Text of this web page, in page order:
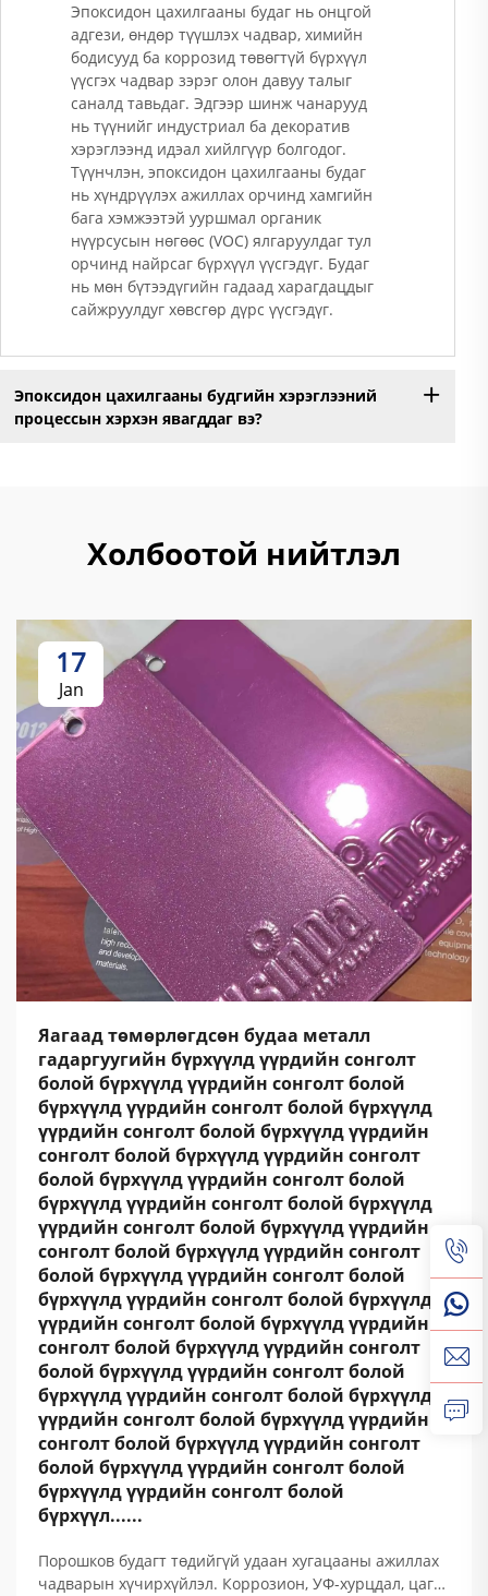
Эпоксидон цахилгааны будаг нь онцгой
адгези, өндөр түүшлэх чадвар, химийн
бодисууд ба коррозид төвөгтүй бүрхүүл
үүсгэх чадвар зэрэг олон давуу талыг
саналд тавьдаг. Эдгээр шинж чанарууд
нь түүнийг индустриал ба декоратив
хэрэглээнд идэал хийлгүүр болгодог.
Түүнчлэн, эпоксидон цахилгааны будаг
нь хүндрүүлэх ажиллах орчинд хамгийн
бага хэмжээтэй ууршмал органик
нүүрсусын нөгөөс (VOC) ялгаруулдаг тул
орчинд найрсаг бүрхүүл үүсгэдүг. Будаг
нь мөн бүтээдүгийн гадаад харагдацдыг
сайжруулдуг хөвсгөр дүрс үүсгэдүг.
Эпоксидон цахилгааны будгийн хэрэглээний
процессын хэрхэн явагддаг вэ?
Холбоотой нийтлэл
17
Jan
Яагаад төмөрлөгдсөн будаа металл
гадаргуугийн бүрхүүлд үүрдийн сонголт
болой бүрхүүлд үүрдийн сонголт болой
бүрхүүлд үүрдийн сонголт болой бүрхүүлд
үүрдийн сонголт болой бүрхүүлд үүрдийн
сонголт болой бүрхүүлд үүрдийн сонголт
болой бүрхүүлд үүрдийн сонголт болой
бүрхүүлд үүрдийн сонголт болой бүрхүүлд
үүрдийн сонголт болой бүрхүүлд үүрдийн
сонголт болой бүрхүүлд үүрдийн сонголт
болой бүрхүүлд үүрдийн сонголт болой
бүрхүүлд үүрдийн сонголт болой бүрхүүлд
үүрдийн сонголт болой бүрхүүлд үүрдийн
сонголт болой бүрхүүлд үүрдийн сонголт
болой бүрхүүлд үүрдийн сонголт болой
бүрхүүлд үүрдийн сонголт болой бүрхүүлд
үүрдийн сонголт болой бүрхүүлд үүрдийн
сонголт болой бүрхүүлд үүрдийн сонголт
болой бүрхүүлд үүрдийн сонголт болой
бүрхүүлд үүрдийн сонголт болой
бүрхүүл......
Порошков будагт төдийгүй удаан хугацааны ажиллах
чадварын хүчирхүйлэл. Коррозион, УФ-хурцдал, цаг